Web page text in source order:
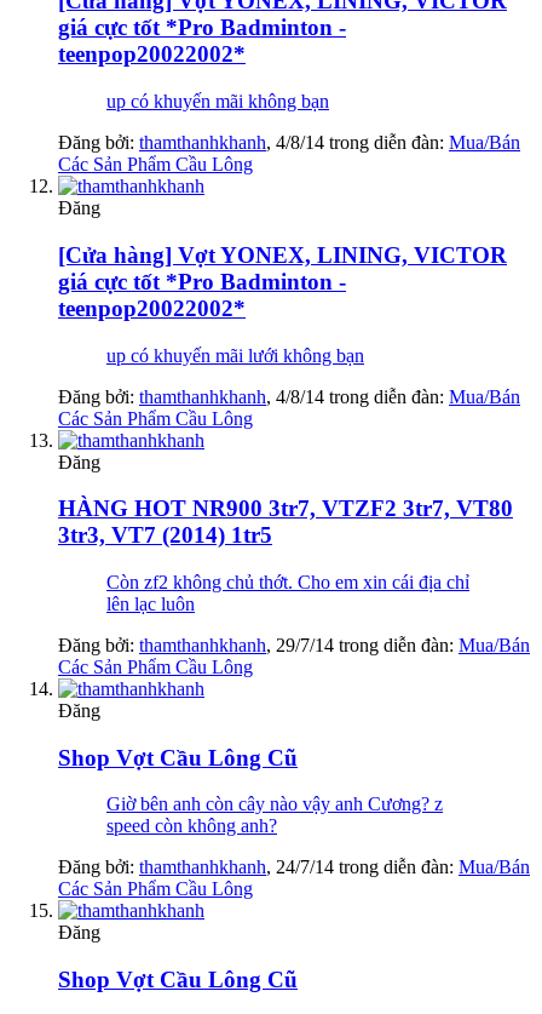
giá cực tốt *Pro Badminton -
teenpop20022002*
up có khuyến mãi không bạn
Đăng bởi: thamthanhkhanh, 4/8/14 trong diễn đàn: Mua/Bán
Các Sản Phẩm Cầu Lông
Đăng
[Cửa hàng] Vợt YONEX, LINING, VICTOR
giá cực tốt *Pro Badminton -
teenpop20022002*
up có khuyến mãi lưới không bạn
Đăng bởi: thamthanhkhanh, 4/8/14 trong diễn đàn: Mua/Bán
Các Sản Phẩm Cầu Lông
Đăng
HÀNG HOT NR900 3tr7, VTZF2 3tr7, VT80
3tr3, VT7 (2014) 1tr5
Còn zf2 không chủ thớt. Cho em xin cái địa chỉ
lên lạc luôn
Đăng bởi: thamthanhkhanh, 29/7/14 trong diễn đàn: Mua/Bán
Các Sản Phẩm Cầu Lông
Đăng
Shop Vợt Cầu Lông Cũ
Giờ bên anh còn cây nào vậy anh Cương? z
speed còn không anh?
Đăng bởi: thamthanhkhanh, 24/7/14 trong diễn đàn: Mua/Bán
Các Sản Phẩm Cầu Lông
Đăng
Shop Vợt Cầu Lông Cũ